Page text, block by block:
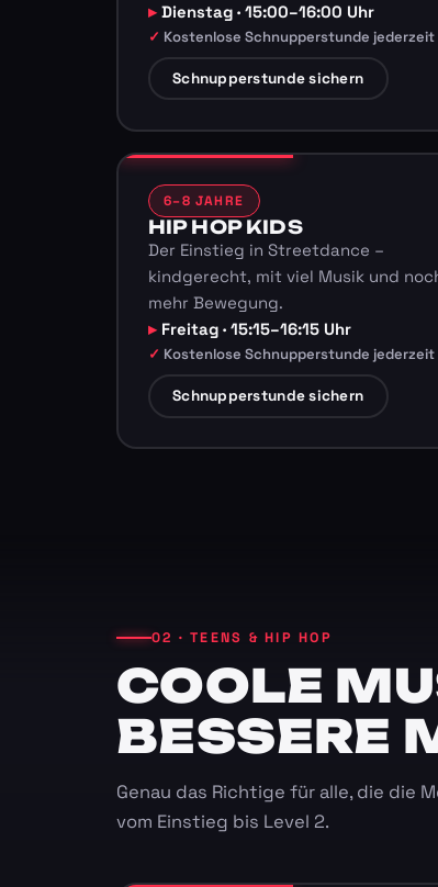
Dienstag · 15:00–16:00 Uhr
Kostenlose Schnupperstunde jederzeit
Schnupperstunde sichern
6–8 JAHRE
HIP HOP KIDS
Der Einstieg in Streetdance –
kindgerecht, mit viel Musik und
mehr Bewegung.
Freitag · 15:15–16:15 Uhr
Kostenlose Schnupperstunde jederzeit
Schnupperstunde sichern
02 · TEENS & HIP HOP
COOLE
BESSERE
Genau das Richtige für alle, die die
vom Einstieg bis Level 2.